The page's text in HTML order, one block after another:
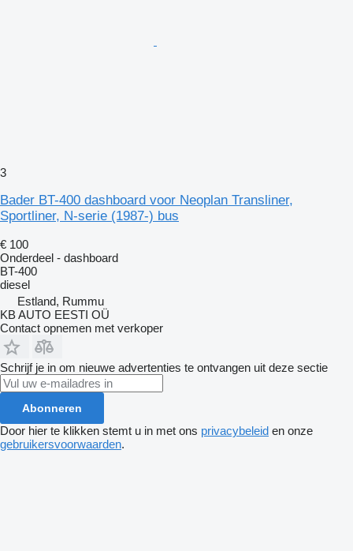
3
Bader BT-400 dashboard voor Neoplan Transliner,
Sportliner, N-serie (1987-) bus
€ 100
Onderdeel - dashboard
BT-400
diesel
Estland, Rummu
KB AUTO EESTI OÜ
Contact opnemen met verkoper
Schrijf je in om nieuwe advertenties te ontvangen uit deze sectie
Abonneren
Door hier te klikken stemt u in met ons privacybeleid en onze
gebruikersvoorwaarden.